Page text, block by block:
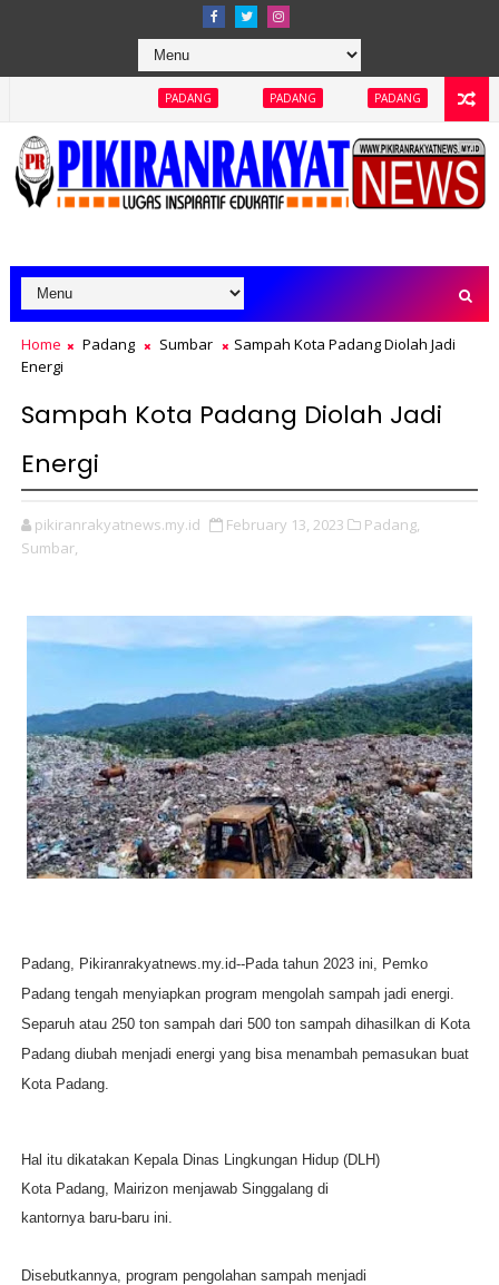
PADANG PADANG PADANG
Home Padang Sumbar
Sampah Kota Padang Diolah Jadi
Energi
Sampah Kota Padang Diolah Jadi
Energi
pikiranrakyatnews.my.id February 13, 2023
Padang,
Sumbar,
Padang, Pikiranrakyatnews.my.id--Pada tahun 2023 ini, Pemko
Padang tengah menyiapkan program mengolah sampah jadi energi.
Separuh atau 250 ton sampah dari 500 ton sampah dihasilkan di Kota
Padang diubah menjadi energi yang bisa menambah pemasukan buat
Kota Padang.
Hal itu dikatakan Kepala Dinas Lingkungan Hidup (DLH)
Kota Padang, Mairizon menjawab Singgalang di
kantornya baru-baru ini.
Disebutkannya, program pengolahan sampah menjadi